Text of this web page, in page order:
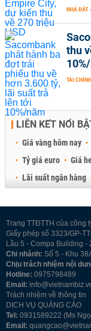
NHÀ ĐẤT -
thu
TÀI CHÍNH
LIÊN KẾT NỔI
Giá vàng hôm nay
Tỷ giá euro
Giá
Lãi suất ngân hàng
Trang TTĐTTH của công
Giấy phép số 3323/GP-
Lầu 5 - Compa Building
Chi nhánh: Số 5 - Khu
Chịu trách nhiệm nội
Hotline: 0975798489
Email:
Trách nhiệm về thông tin
DỊCH VỤ QUẢNG CÁO
Tel: 0931589222 (Ms
Email: